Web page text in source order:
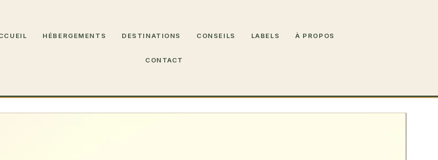
HÉBERGEMENTS DESTINATIONS CONSEILS LABELS À PROPOS
CONTACT